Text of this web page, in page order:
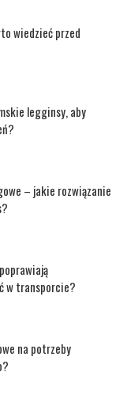
wiedzieć przed
legginsy, aby
– jakie rozwiązanie
w transporcie?
na potrzeby